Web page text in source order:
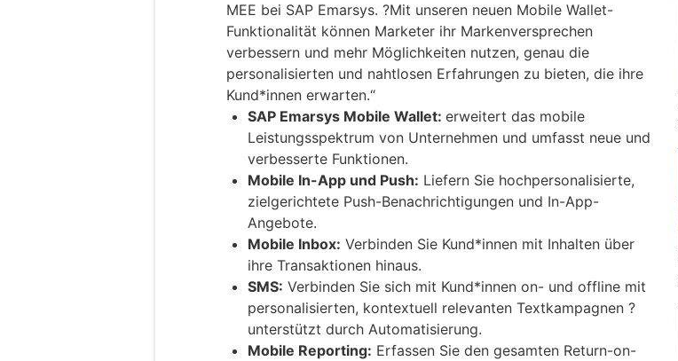
MEE bei SAP Emarsys. ?Mit unseren neuen Mobile Wallet-
Funktionalität können Marketer ihr Markenversprechen
verbessern und mehr Möglichkeiten nutzen, genau die
personalisierten und nahtlosen Erfahrungen zu bieten, die ihre
Kund*innen erwarten.“
SAP Emarsys Mobile Wallet: erweitert das mobile
Leistungsspektrum von Unternehmen und umfasst neue und
verbesserte Funktionen.
Mobile In-App und Push: Liefern Sie hochpersonalisierte,
zielgerichtete Push-Benachrichtigungen und In-App-
Angebote.
Mobile Inbox: Verbinden Sie Kund*innen mit Inhalten über
ihre Transaktionen hinaus.
SMS: Verbinden Sie sich mit Kund*innen on- und offline mit
personalisierten, kontextuell relevanten Textkampagnen ?
unterstützt durch Automatisierung.
Mobile Reporting: Erfassen Sie den gesamten Return-on-